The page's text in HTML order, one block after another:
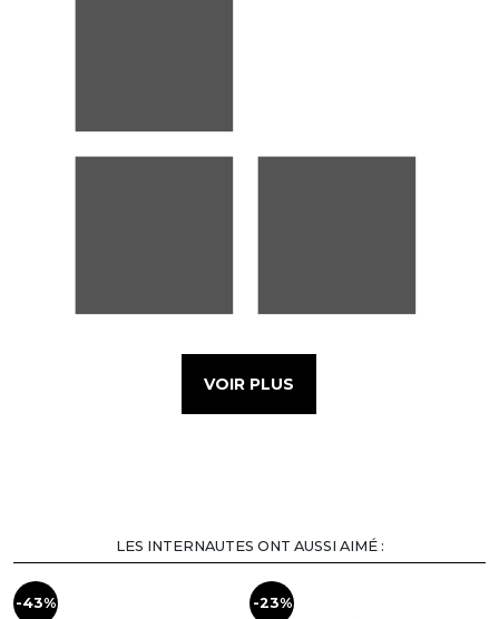
VOIR PLUS
LES INTERNAUTES ONT AUSSI AIMÉ :
-43% -23%